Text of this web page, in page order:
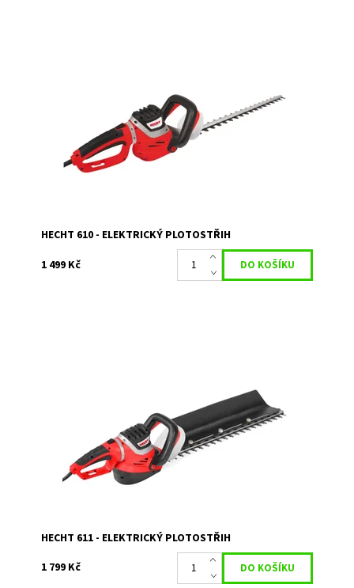
Skladem 1
1009
HECHT
Záruka:
2 roky
HECHT 610 - ELEKTRICKÝ PLOTOSTŘIH
1 499 Kč
Délka lišty 68 cm. Příkon 750 W. Hmotnost 4 kg.
Skladem 1
401
HECHT
2 roky
HECHT 611 - ELEKTRICKÝ PLOTOSTŘIH
1 799 Kč